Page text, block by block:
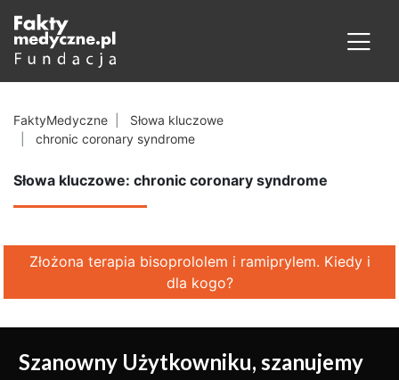
Szanowny Użytkowniku, szanujemy
FaktyMedyczne
Słowa kluczowe
chronic coronary syndrome
Słowa kluczowe: chronic coronary syndrome
Złożona terapia bisoprololem i ramiprylem. Kiedy i
dla kogo?